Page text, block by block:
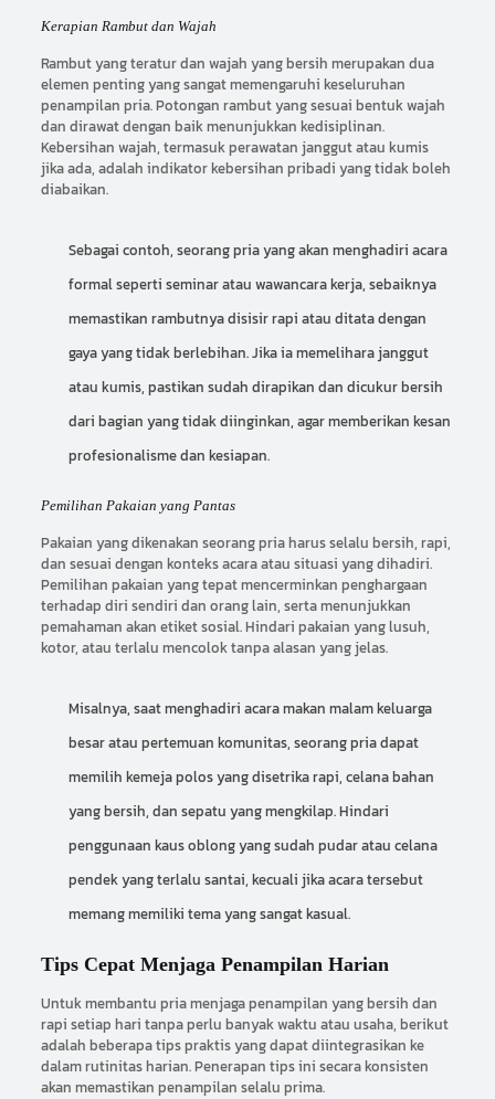
Kerapian Rambut dan Wajah
Rambut yang teratur dan wajah yang bersih merupakan dua
elemen penting yang sangat memengaruhi keseluruhan
penampilan pria. Potongan rambut yang sesuai bentuk wajah
dan dirawat dengan baik menunjukkan kedisiplinan.
Kebersihan wajah, termasuk perawatan janggut atau kumis
jika ada, adalah indikator kebersihan pribadi yang tidak boleh
diabaikan.
Sebagai contoh, seorang pria yang akan menghadiri acara
formal seperti seminar atau wawancara kerja, sebaiknya
memastikan rambutnya disisir rapi atau ditata dengan
gaya yang tidak berlebihan. Jika ia memelihara janggut
atau kumis, pastikan sudah dirapikan dan dicukur bersih
dari bagian yang tidak diinginkan, agar memberikan kesan
profesionalisme dan kesiapan.
Pemilihan Pakaian yang Pantas
Pakaian yang dikenakan seorang pria harus selalu bersih, rapi,
dan sesuai dengan konteks acara atau situasi yang dihadiri.
Pemilihan pakaian yang tepat mencerminkan penghargaan
terhadap diri sendiri dan orang lain, serta menunjukkan
pemahaman akan etiket sosial. Hindari pakaian yang lusuh,
kotor, atau terlalu mencolok tanpa alasan yang jelas.
Misalnya, saat menghadiri acara makan malam keluarga
besar atau pertemuan komunitas, seorang pria dapat
memilih kemeja polos yang disetrika rapi, celana bahan
yang bersih, dan sepatu yang mengkilap. Hindari
penggunaan kaus oblong yang sudah pudar atau celana
pendek yang terlalu santai, kecuali jika acara tersebut
memang memiliki tema yang sangat kasual.
Tips Cepat Menjaga Penampilan Harian
Untuk membantu pria menjaga penampilan yang bersih dan
rapi setiap hari tanpa perlu banyak waktu atau usaha, berikut
adalah beberapa tips praktis yang dapat diintegrasikan ke
dalam rutinitas harian. Penerapan tips ini secara konsisten
akan memastikan penampilan selalu prima.